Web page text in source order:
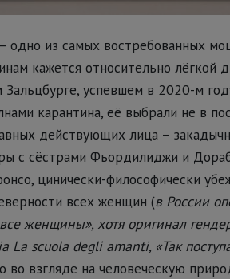
одно из самых востребованных
кажется относительно лёгкой
успевшем в 2020-м
карантина, её выбрали не в
действующих лица –
с сёстрами Фьордилиджи и
цинически-философически
всех женщин (в России
женщины», хотя оригинал
La scuola degli amanti, «Так
во взгляде на человеческую